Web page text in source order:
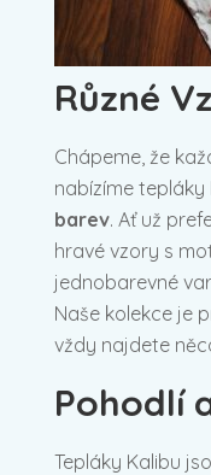
Různé
Chápeme, že
nabízíme tepláky
barev. Ať už
hravé vzory s
jednobarevné
Naše kolekce je
vždy najdete
Pohodlí
Tepláky Kalibu